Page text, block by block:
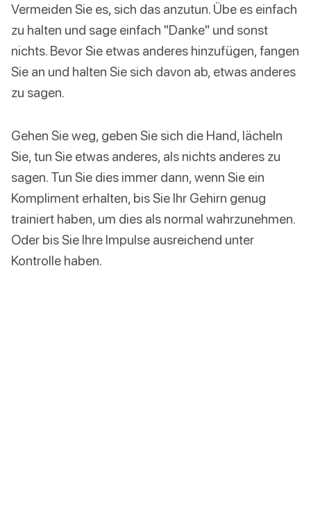
Vermeiden Sie es, sich das anzutun. Übe es einfach
zu halten und sage einfach "Danke" und sonst
nichts. Bevor Sie etwas anderes hinzufügen, fangen
Sie an und halten Sie sich davon ab, etwas anderes
zu sagen.
Gehen Sie weg, geben Sie sich die Hand, lächeln
Sie, tun Sie etwas anderes, als nichts anderes zu
sagen. Tun Sie dies immer dann, wenn Sie ein
Kompliment erhalten, bis Sie Ihr Gehirn genug
trainiert haben, um dies als normal wahrzunehmen.
Oder bis Sie Ihre Impulse ausreichend unter
Kontrolle haben.